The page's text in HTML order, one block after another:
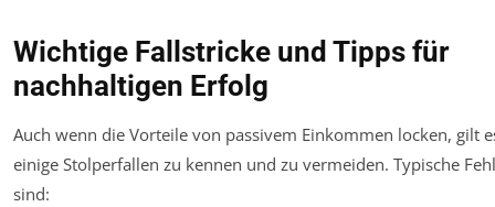
Wichtige Fallstricke und Tipps für
nachhaltigen Erfolg
Auch wenn die Vorteile von passivem Einkommen locken, gilt
einige Stolperfallen zu kennen und zu vermeiden. Typische
sind: